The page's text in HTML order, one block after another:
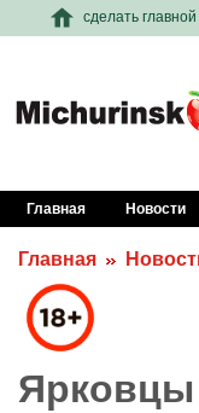
сделать главной
Главная Новости
Главная
Ярковцы